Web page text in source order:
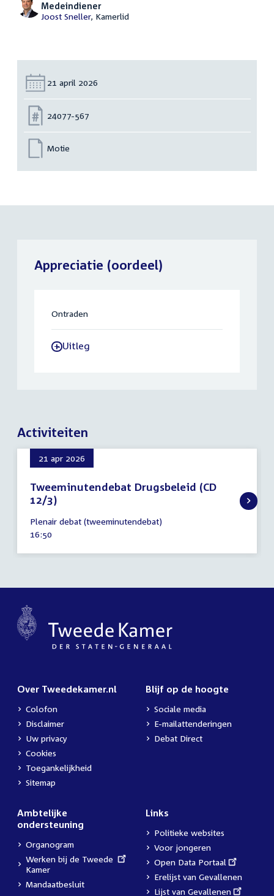
Medeindiener
Joost Sneller, Kamerlid
Datum:
21 april 2026
Nummer:
24077-567
Motie
Appreciatie (oordeel)
Ontraden
-Uitleg
Activiteiten
21 apr 2026
Tweeminutendebat Drugsbeleid (CD
12/3)
april
2026
Plenair debat (tweeminutendebat)
Tijd
16:50
Over Tweedekamer.nl
Colofon
Disclaimer
Uw privacy
Cookies
Toegankelijkheid
Sitemap
Blijf op de hoogte
Sociale media
E-mailattenderingen
Debat Direct
Ambtelijke
ondersteuning
Organogram
External
link:
Werken bij de Tweede
Kamer
Mandaatbesluit
Links
Politieke websites
Voor jongeren
External
link:
Open Data Portaal
Erelijst van Gevallenen
External
Lijst van Gevallenen